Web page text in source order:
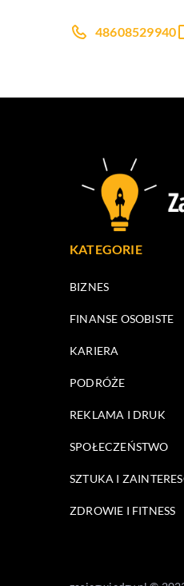
48608529940
KATEGORIE
BIZNES
FINANSE OSOBISTE
KARIERA
PODRÓŻE
REKLAMA I DRUK
SPOŁECZEŃSTWO
SZTUKA I
ZDROWIE I FITNESS